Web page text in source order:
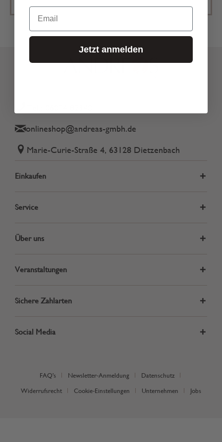
onlineshop@andreas-gmbh.de
Marie-Curie-Straße 4, 63128 Dietzenbach
Einkaufen
Service
Über uns
Veranstaltungen
Sichere Zahlarten
Social Media
FAQ's Newsletter-Anmeldung Datenschutz
Widerrufsrecht Cookie-Einstellungen Unternehmen Jobs
Email
Jetzt anmelden